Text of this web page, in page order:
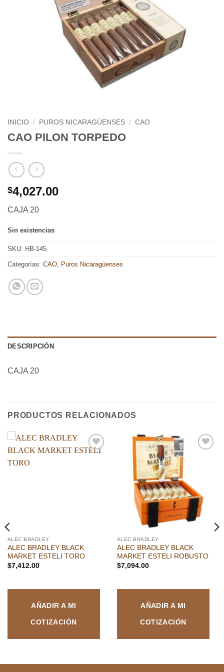
INICIO / PUROS NICARAGÜENSES / CAO
CAO PILON TORPEDO
$4,027.00
CAJA 20
Sin existencias
SKU: HB-145
Categorías: CAO, Puros Nicaragüenses
DESCRIPCIÓN
CAJA 20
PRODUCTOS RELACIONADOS
ALEC BRADLEY
ALEC BRADLEY BLACK
MARKET ESTELI TORO
$7,412.00
AÑADIR A MI
COTIZACIÓN
ALEC BRADLEY
ALEC BRADLEY BLACK
MARKET ESTELI ROBUSTO
$7,094.00
AÑADIR A MI
COTIZACIÓN